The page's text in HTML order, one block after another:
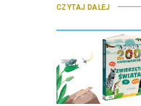
CZYTAJ DALEJ